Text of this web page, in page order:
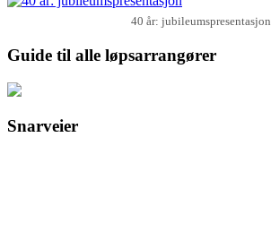
40 år: jubileumspresentasjon
Guide til alle løpsarrangører
Snarveier